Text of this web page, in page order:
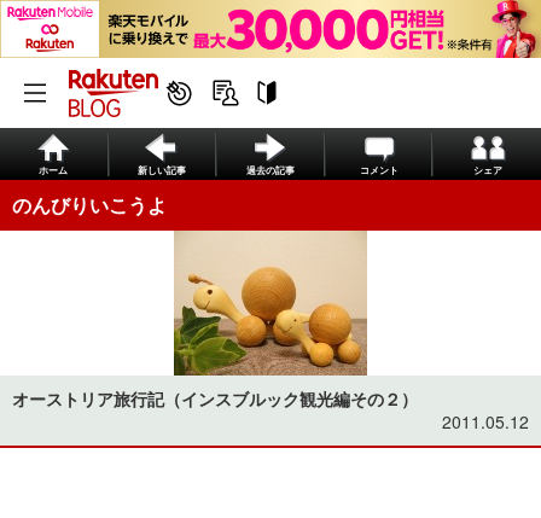
ホーム 新しい記事 過去の記事 コメント シェア
のんびりいこうよ
オーストリア旅行記（インスブルック観光編その２）
2011.05.12